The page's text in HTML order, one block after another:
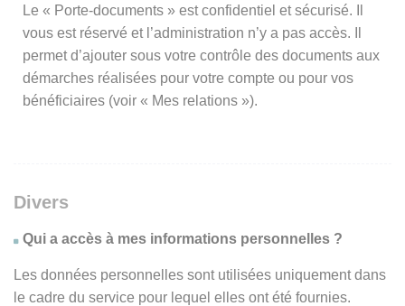
Le « Porte-documents » est confidentiel et sécurisé. Il
vous est réservé et l’administration n’y a pas accès. Il
permet d’ajouter sous votre contrôle des documents aux
démarches réalisées pour votre compte ou pour vos
bénéficiaires (voir « Mes relations »).
Divers
Qui a accès à mes informations personnelles ?
Les données personnelles sont utilisées uniquement dans
le cadre du service pour lequel elles ont été fournies.